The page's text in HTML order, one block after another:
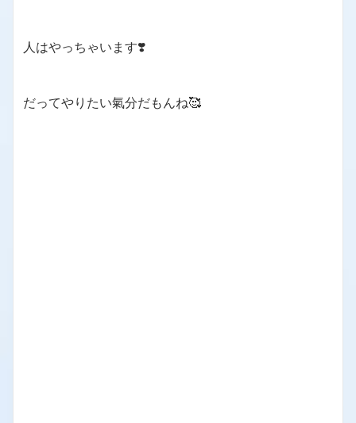
人はやっちゃいます❣️
だってやりたい氣分だもんね🥰